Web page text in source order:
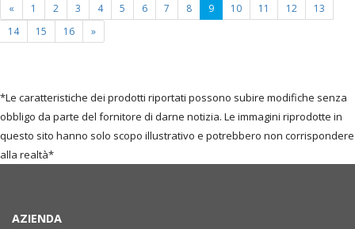
« 1 2 3 4 5 6 7 8 9(current
page)
10 11 12
13
14
15 16 »
*Le caratteristiche dei prodotti riportati possono subire modifiche senza
obbligo da parte del fornitore di darne notizia. Le immagini riprodotte in
questo sito hanno solo scopo illustrativo e potrebbero non corrispondere
alla realtà*
AZIENDA